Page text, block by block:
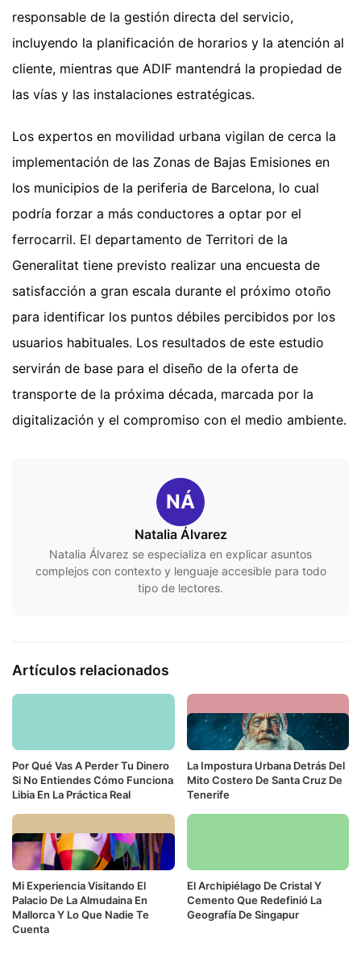
responsable de la gestión directa del servicio,
incluyendo la planificación de horarios y la atención al
cliente, mientras que ADIF mantendrá la propiedad de
las vías y las instalaciones estratégicas.
Los expertos en movilidad urbana vigilan de cerca la
implementación de las Zonas de Bajas Emisiones en
los municipios de la periferia de Barcelona, lo cual
podría forzar a más conductores a optar por el
ferrocarril. El departamento de Territori de la
Generalitat tiene previsto realizar una encuesta de
satisfacción a gran escala durante el próximo otoño
para identificar los puntos débiles percibidos por los
usuarios habituales. Los resultados de este estudio
servirán de base para el diseño de la oferta de
transporte de la próxima década, marcada por la
digitalización y el compromiso con el medio ambiente.
NÁ
Natalia Álvarez
Natalia Álvarez se especializa en explicar asuntos
complejos con contexto y lenguaje accesible para todo
tipo de lectores.
Artículos relacionados
Por Qué Vas A Perder Tu Dinero
Si No Entiendes Cómo Funciona
Libia En La Práctica Real
La Impostura Urbana Detrás Del
Mito Costero De Santa Cruz De
Tenerife
Mi Experiencia Visitando El
Palacio De La Almudaina En
Mallorca Y Lo Que Nadie Te
Cuenta
El Archipiélago De Cristal Y
Cemento Que Redefinió La
Geografía De Singapur